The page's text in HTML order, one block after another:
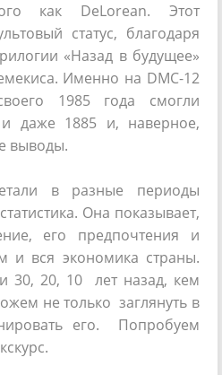
как DeLorean. Этот
статус, благодаря
«Назад в будущее»
Именно на DMC-12
1985 года смогли
и даже 1885 и, наверное,
выводы.
в разные периоды
Она показывает,
его предпочтения и
и вся экономика страны.
30, 20, 10 лет назад, кем
не только заглянуть в
его. Попробуем